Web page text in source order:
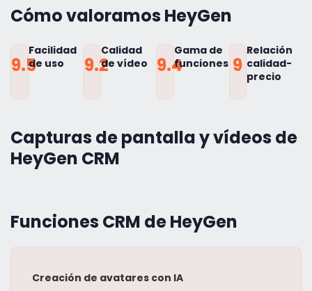
Cómo valoramos HeyGen
9.5
Facilidad
de uso
9.2
Calidad
de vídeo
9.4
Gama de
funciones 9
Relación
calidad-
precio
Capturas de pantalla y vídeos de
HeyGen CRM
Funciones CRM de HeyGen
Creación de avatares con IA